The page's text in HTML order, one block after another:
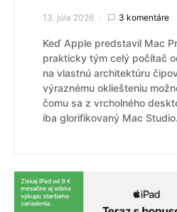
13. júla 2026 3 komentáre
Keď Apple predstavil Mac
prakticky tým celý počítač
na vlastnú architektúru
výraznému okliešteniu
čomu sa z vrcholného
iba glorifikovaný Mac Studio.